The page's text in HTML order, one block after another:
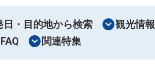
日・目的地から検索
観光情報
関連特集